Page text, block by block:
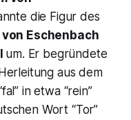
die Figur des
Eschenbach
um. Er begründete
aus dem
in etwa “rein”
Wort “Tor”